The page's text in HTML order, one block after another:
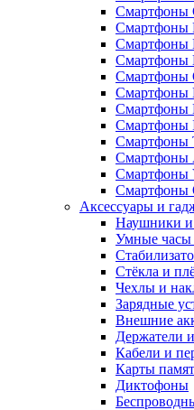
Смартфоны
Смартфоны
Смартфоны
Смартфоны
Смартфоны
Смартфоны
Смартфоны
Смартфоны
Смартфоны
Смартфоны
Смартфоны
Смартфоны
Аксессуары и
Наушники и
Умные часы
Стёкла и
Чехлы и
Зарядные
Внешние
Держатели
Кабели и
Карты
Диктофоны